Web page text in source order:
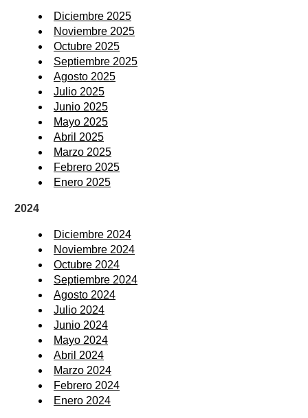
Diciembre 2025
Noviembre 2025
Octubre 2025
Septiembre 2025
Agosto 2025
Julio 2025
Junio 2025
Mayo 2025
Abril 2025
Marzo 2025
Febrero 2025
Enero 2025
2024
Diciembre 2024
Noviembre 2024
Octubre 2024
Septiembre 2024
Agosto 2024
Julio 2024
Junio 2024
Mayo 2024
Abril 2024
Marzo 2024
Febrero 2024
Enero 2024